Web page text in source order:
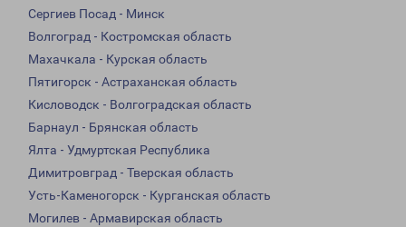
Сергиев Посад - Минск
Волгоград - Костромская область
Махачкала - Курская область
Пятигорск - Астраханская область
Кисловодск - Волгоградская область
Барнаул - Брянская область
Ялта - Удмуртская Республика
Димитровград - Тверская область
Усть-Каменогорск - Курганская область
Могилев - Армавирская область